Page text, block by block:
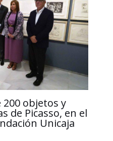
200 objetos y
de Picasso, en el
Unicaja